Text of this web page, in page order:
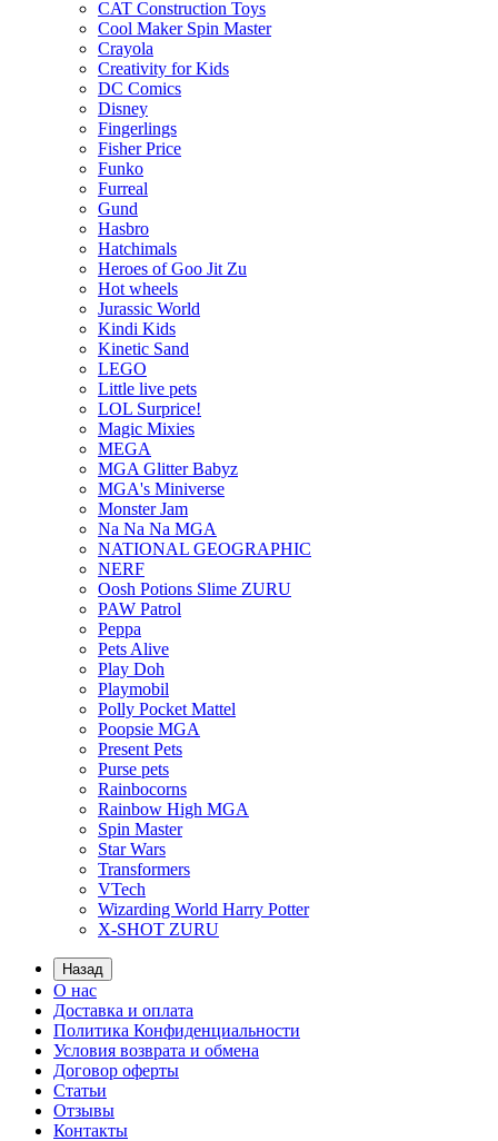
CAT Construction Toys
Cool Maker Spin Master
Crayola
Creativity for Kids
DC Comics
Disney
Fingerlings
Fisher Price
Funko
Furreal
Gund
Hasbro
Hatchimals
Heroes of Goo Jit Zu
Hot wheels
Jurassic World
Kindi Kids
Kinetic Sand
LEGO
Little live pets
LOL Surprice!
Magic Mixies
MEGA
MGA Glitter Babyz
MGA's Miniverse
Monster Jam
Na Na Na MGA
NATIONAL GEOGRAPHIC
NERF
Oosh Potions Slime ZURU
PAW Patrol
Peppa
Pets Alive
Play Doh
Playmobil
Polly Pocket Mattel
Poopsie MGA
Present Pets
Purse pets
Rainbocorns
Rainbow High MGA
Spin Master
Star Wars
Transformers
VTech
Wizarding World Harry Potter
X-SHOT ZURU
Назад
О нас
Доставка и оплата
Политика Конфиденциальности
Условия возврата и обмена
Договор оферты
Статьи
Отзывы
Контакты